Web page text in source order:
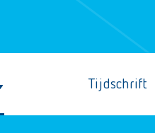
Tijdschrift